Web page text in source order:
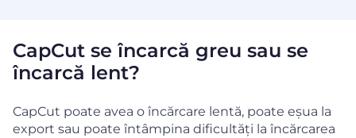
CapCut se încarcă greu sau se
încarcă lent?
CapCut poate avea o încărcare lentă, poate eșua la
export sau poate întâmpina dificultăți la încărcarea